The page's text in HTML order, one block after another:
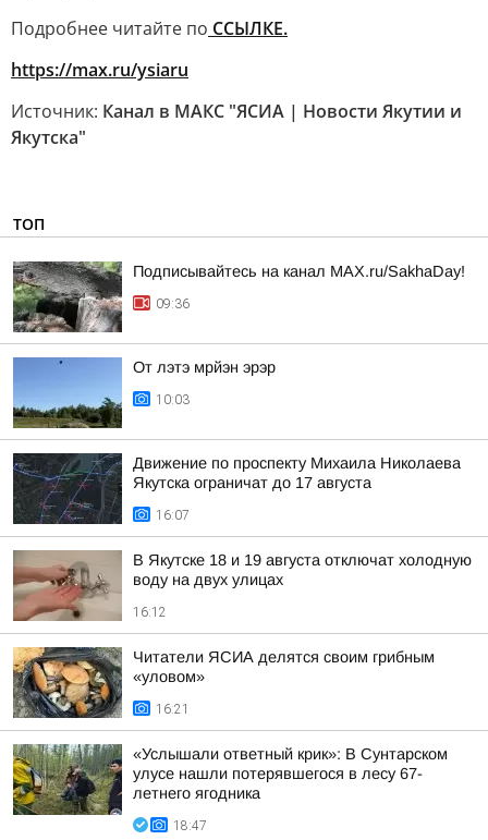
Подробнее читайте по ССЫЛКЕ.
https://max.ru/ysiaru
Источник: Канал в МАКС "ЯСИА | Новости Якутии и
Якутска"
ТОП
Подписывайтесь на канал MAX.ru/SakhaDay!
09:36
От лэтэ мрйэн эрэр
10:03
Движение по проспекту Михаила Николаева
Якутска ограничат до 17 августа
16:07
В Якутске 18 и 19 августа отключат холодную
воду на двух улицах
16:12
Читатели ЯСИА делятся своим грибным
«уловом»
16:21
«Услышали ответный крик»: В Сунтарском
улусе нашли потерявшегося в лесу 67-
летнего ягодника
18:47